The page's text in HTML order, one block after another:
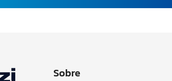
Sobre